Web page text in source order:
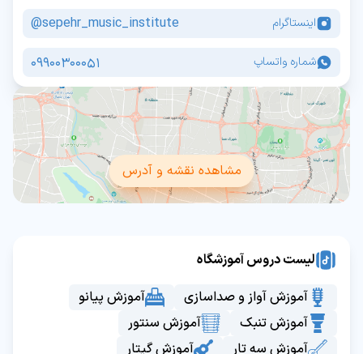
اینستاگرام sepehr_music_institute@
شماره واتساپ 09900300051
مشاهده نقشه و آدرس
لیست دروس آموزشگاه
آموزش آواز و صداسازی
آموزش پیانو
آموزش تنبک
آموزش سنتور
آموزش سه تار
آموزش گیتار